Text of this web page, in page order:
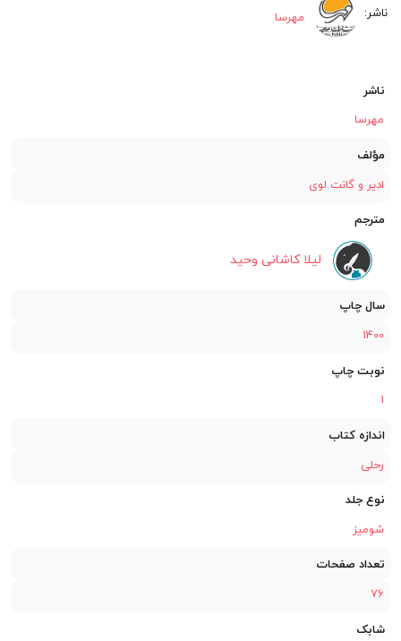
بود.مهرسا
ناشر
مهرسا
مؤلف
ادیر و گانت لوی
مترجم
لیلا کاشانی وحید
سال چاپ
1400
نوبت چاپ
1
اندازه کتاب
رحلی
نوع جلد
شومیز
تعداد صفحات
76
شابک